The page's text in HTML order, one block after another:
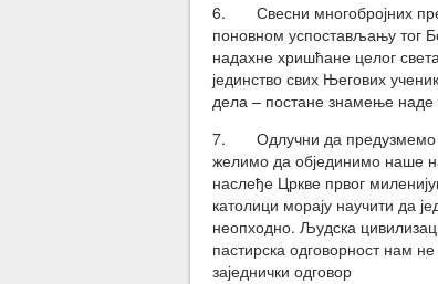
6. Свесни многобројних
поновном успостављању тог
надахне хришћане целог
јединство свих Његових
дела – постане знамење
7. Одлучни да предузмемо
желимо да објединимо наше
наслеђе Цркве првог
католици морају научити да
неопходно. Људска
пастирска одговорност нам
заједнички одговор